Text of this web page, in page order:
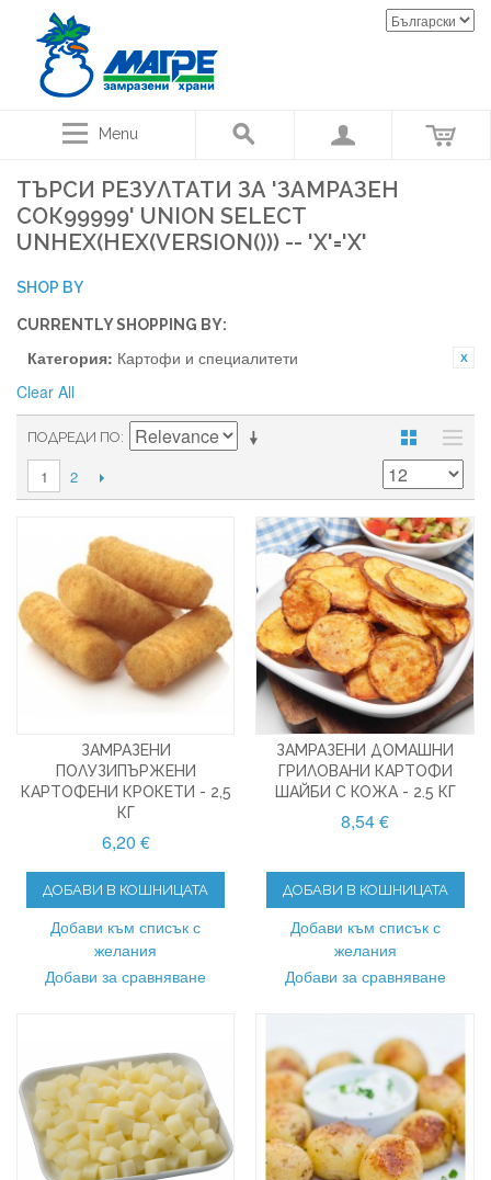
Menu
ТЪРСИ РЕЗУЛТАТИ ЗА 'ЗАМРАЗЕН
СОК99999' UNION SELECT
UNHEX(HEX(VERSION())) -- 'X'='X'
SHOP BY
CURRENTLY SHOPPING BY:
Категория: Картофи и специалитети
Clear All
ПОДРЕДИ ПО
1 2
ЗАМРАЗЕНИ
ПОЛУЗИПЪРЖЕНИ
КАРТОФЕНИ КРОКЕТИ - 2,5
КГ
6,20 €
ДОБАВИ В КОШНИЦАТА
Добави към списък с
желания
Добави за сравняване
ЗАМРАЗЕНИ ДОМАШНИ
ГРИЛОВАНИ КАРТОФИ
ШАЙБИ С КОЖА - 2.5 КГ
8,54 €
ДОБАВИ В КОШНИЦАТА
Добави към списък с
желания
Добави за сравняване